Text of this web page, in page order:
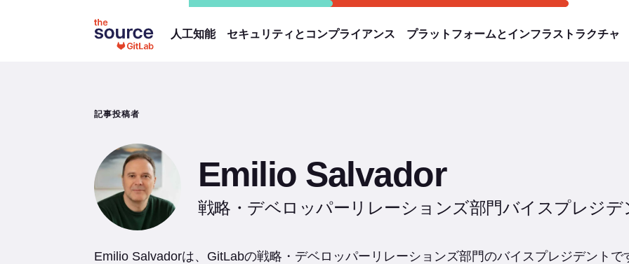
人工知能 セキュリティとコンプライアンス プラットフォームとインフラストラクチャ
記事投稿者
Emilio Salvador
戦略・デベロッパーリレーションズ部門バイスプレジデ
Emilio Salvadorは、GitLabの戦略・デベロッパーリレーションズ部門のバイスプレジデント